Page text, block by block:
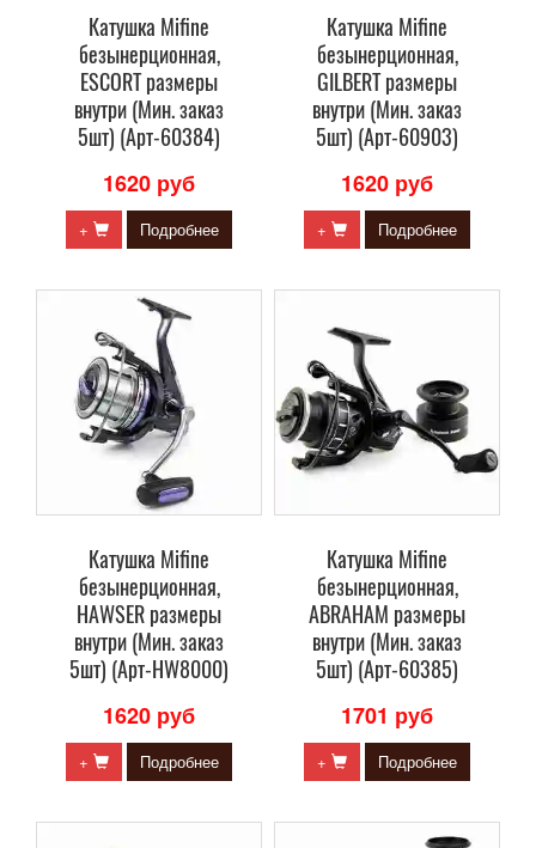
Катушка Mifine
безынерционная,
ESCORT размеры
внутри (Мин. заказ
5шт) (Арт-60384)
1620 руб
+ Подробнее
Катушка Mifine
безынерционная,
GILBERT размеры
внутри (Мин. заказ
5шт) (Арт-60903)
1620 руб
+ Подробнее
Катушка Mifine
безынерционная,
HAWSER размеры
внутри (Мин. заказ
5шт) (Арт-HW8000)
1620 руб
+ Подробнее
Катушка Mifine
безынерционная,
ABRAHAM размеры
внутри (Мин. заказ
5шт) (Арт-60385)
1701 руб
+ Подробнее